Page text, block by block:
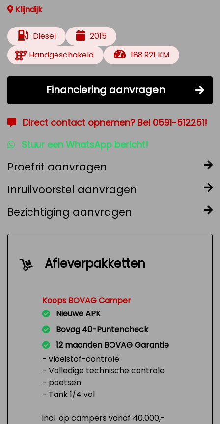
Klijndijk
Diesel
2015
Handgeschakeld
188.921 KM
Financiering aanvragen
Direct contact opnemen? Bel 0591-512251!
Stuur een WhatsApp bericht!
Proefrit aanvragen
Inruilvoorstel aanvragen
Bezichtiging aanvragen
Afleverpakketten
Koops BOVAG Camper
Nieuwe APK
Bovag 40-Puntencheck
12 maanden BOVAG Garantie
- vloeistof-controle
- Volledige technische controle
- poetsen
- Tank 1/4 vol
incl. op campers vanaf 40.000,-